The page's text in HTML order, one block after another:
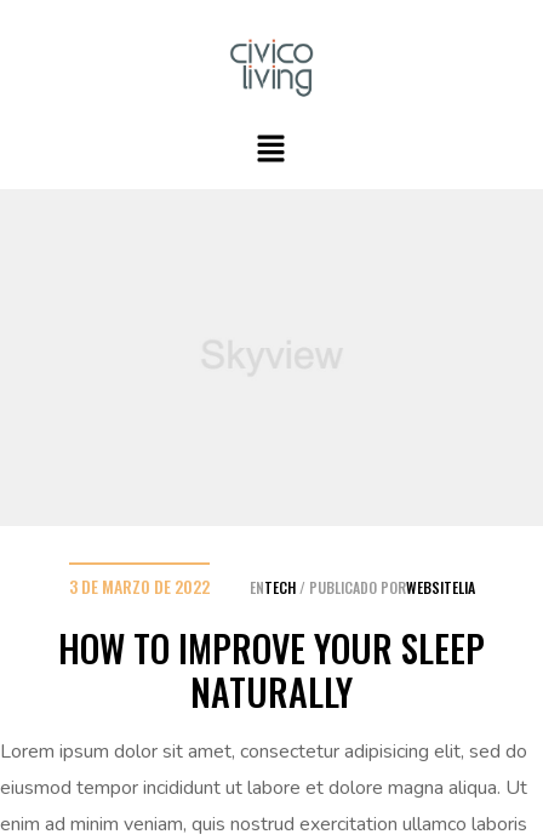
3 DE MARZO DE 2022 ENTECH PUBLICADO PORWEBSITELIA
HOW TO IMPROVE YOUR SLEEP
NATURALLY
Lorem ipsum dolor sit amet, consectetur adipisicing elit, sed do
eiusmod tempor incididunt ut labore et dolore magna aliqua. Ut
enim ad minim veniam, quis nostrud exercitation ullamco laboris